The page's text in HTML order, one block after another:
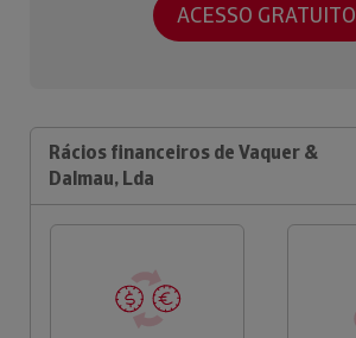
ACESSO GRATUITO
Rácios financeiros de Vaquer &
Dalmau, Lda